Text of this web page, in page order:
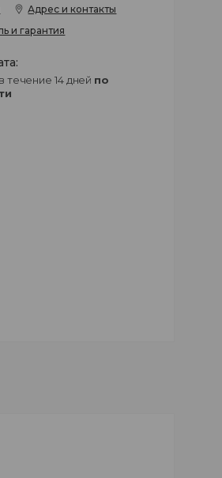
Адрес и контакты
и гарантия
течение 14 дней по